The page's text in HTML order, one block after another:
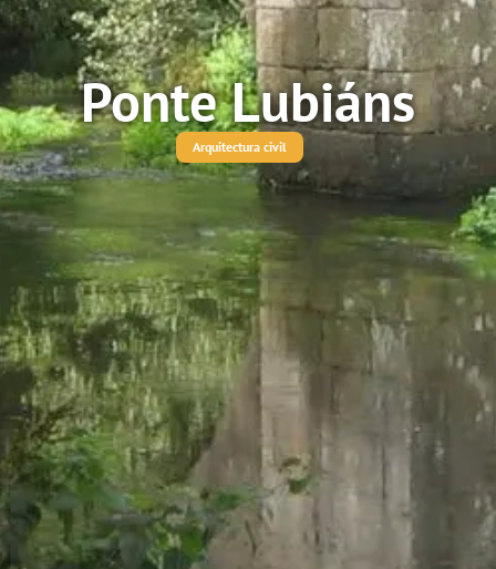
Ponte Lubiáns
Arquitectura civil